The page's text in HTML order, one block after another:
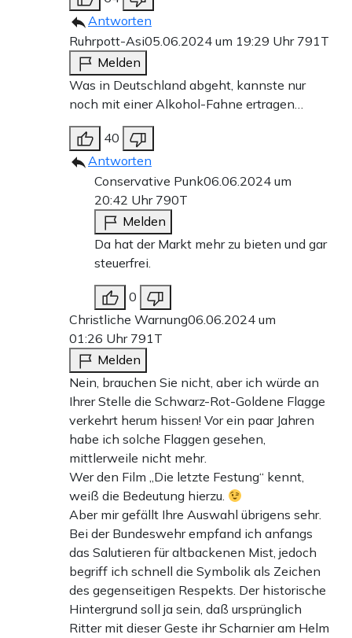
Antworten
Ruhrpott-Asi05.06.2024 um 19:29 Uhr 791T
Melden
Was in Deutschland abgeht, kannste nur
noch mit einer Alkohol-Fahne ertragen…
40
Antworten
Conservative Punk06.06.2024 um
20:42 Uhr 790T
Melden
Da hat der Markt mehr zu bieten und gar
steuerfrei.
0
Christliche Warnung06.06.2024 um
01:26 Uhr 791T
Melden
Nein, brauchen Sie nicht, aber ich würde an
Ihrer Stelle die Schwarz-Rot-Goldene Flagge
verkehrt herum hissen! Vor ein paar Jahren
habe ich solche Flaggen gesehen,
mittlerweile nicht mehr.
Wer den Film „Die letzte Festung“ kennt,
weiß die Bedeutung hierzu.
Aber mir gefällt Ihre Auswahl übrigens sehr.
Bei der Bundeswehr empfand ich anfangs
das Salutieren für altbackenen Mist, jedoch
begriff ich schnell die Symbolik als Zeichen
des gegenseitigen Respekts. Der historische
Hintergrund soll ja sein, daß ursprünglich
Ritter mit dieser Geste ihr Scharnier am Helm